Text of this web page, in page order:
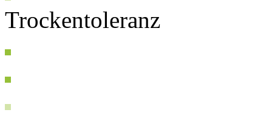
Trockentoleranz